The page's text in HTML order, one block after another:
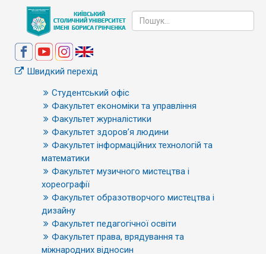
Швидкий перехід
Студентський офіс
Факультет економіки та управління
Факультет журналістики
Факультет здоров’я людини
Факультет інформаційних технологій та
математики
Факультет музичного мистецтва і
хореографії
Факультет образотворчого мистецтва і
дизайну
Факультет педагогічної освіти
Факультет права, врядування та
міжнародних відносин